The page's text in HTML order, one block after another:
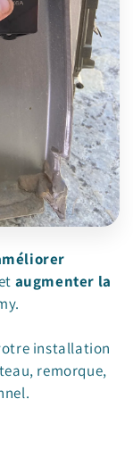
augmenter la
installation
remorque,